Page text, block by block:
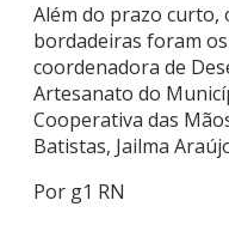
Além do prazo curto,
bordadeiras foram
coordenadora de
Artesanato do
Cooperativa das
Batistas, Jailma
Por g1 RN